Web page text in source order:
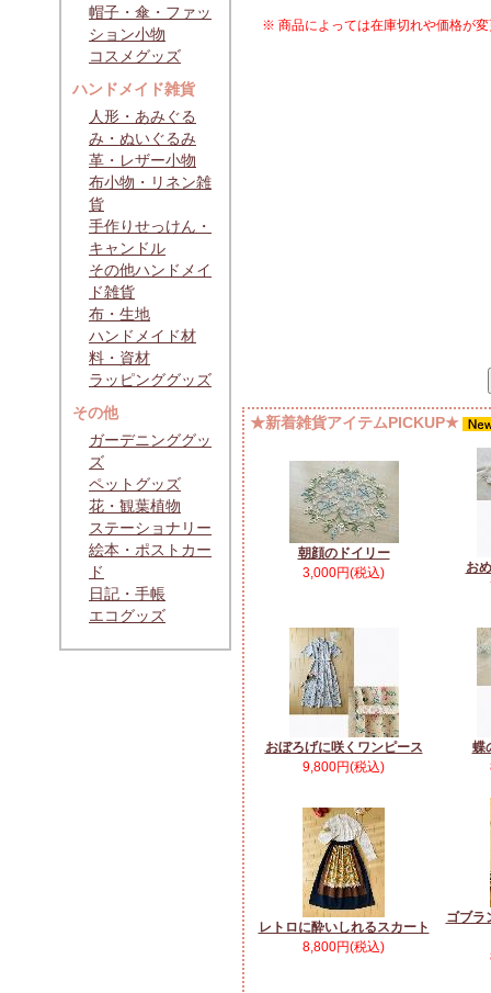
帽子・傘・ファッ
ション小物
コスメグッズ
ハンドメイド雑貨
人形・あみぐる
み・ぬいぐるみ
革・レザー小物
布小物・リネン雑
貨
手作りせっけん・
キャンドル
その他ハンドメイ
ド雑貨
布・生地
ハンドメイド材
料・資材
ラッピンググッズ
その他
ガーデニンググッ
ズ
ペットグッズ
花・観葉植物
ステーショナリー
絵本・ポストカー
ド
日記・手帳
エコグッズ
※ 商品によっては在庫切れや価格が
★新着雑貨アイテムPICKUP★
朝顔のドイリー
3,000円(税込)
お
おぼろげに咲くワンピース
9,800円(税込)
蝶
レトロに酔いしれるスカート
8,800円(税込)
ゴブラ